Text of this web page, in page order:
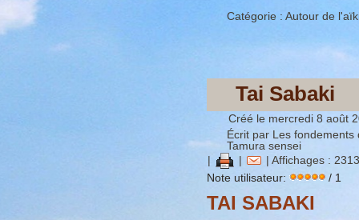
Catégorie : Autour de
Tai Sabaki
Créé le mercredi 8 août
Écrit par Les
Tamura sensei
|
|
| Affichages :
Note utilisateur:
/ 1
TAI SABAKI